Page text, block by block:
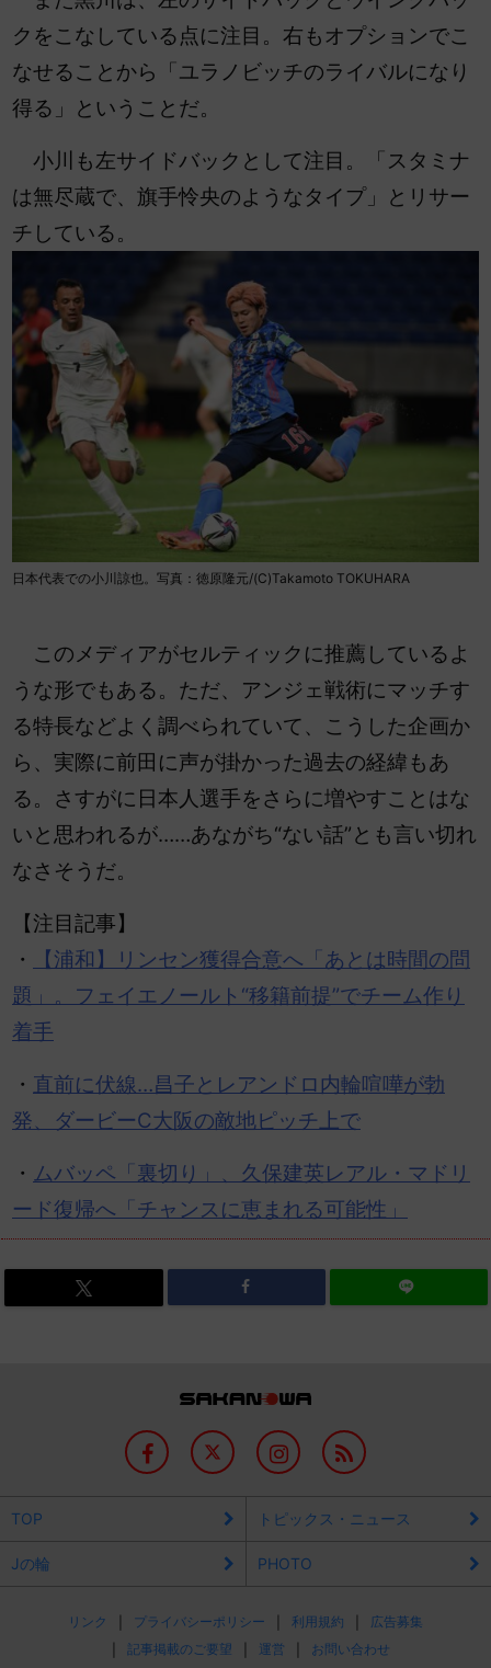
クをこなしている点に注目。右もオプションでこ
なせることから「ユラノビッチのライバルになり
得る」ということだ。
小川も左サイドバックとして注目。「スタミナ
は無尽蔵で、旗手怜央のようなタイプ」とリサー
チしている。
日本代表での小川諒也。写真：徳原隆元/(C)Takamoto TOKUHARA
このメディアがセルティックに推薦しているよ
うな形でもある。ただ、アンジェ戦術にマッチす
る特長などよく調べられていて、こうした企画か
ら、実際に前田に声が掛かった過去の経緯もあ
る。さすがに日本人選手をさらに増やすことはな
いと思われるが……あながち“ない話”とも言い切れ
なさそうだ。
【注目記事】
・
【浦和】リンセン獲得合意へ「あとは時間の問
題」。フェイエノールト“移籍前提”でチーム作り
着手
・ 直前に伏線…昌子とレアンドロ内輪喧嘩が勃
発、ダービーC大阪の敵地ピッチ上で
・ ムバッペ「裏切り」、久保建英レアル・マドリ
ード復帰へ「チャンスに恵まれる可能性」
TOP トピックス・ニュース
Jの輪 PHOTO
リンク プライバシーポリシー 利用規約
広告募集
記事掲載のご要望
運営 お問い合わせ